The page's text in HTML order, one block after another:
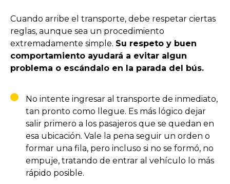
Cuando arribe el transporte, debe respetar ciertas
reglas, aunque sea un procedimiento
extremadamente simple. Su respeto y buen
comportamiento ayudará a evitar algun
problema o escándalo en la parada del bús.
No intente ingresar al transporte de inmediato,
tan pronto como llegue. Es más lógico dejar
salir primero a los pasajeros que se quedan en
esa ubicación. Vale la pena seguir un orden o
formar una fila, pero incluso si no se formó, no
empuje, tratando de entrar al vehículo lo más
rápido posible.